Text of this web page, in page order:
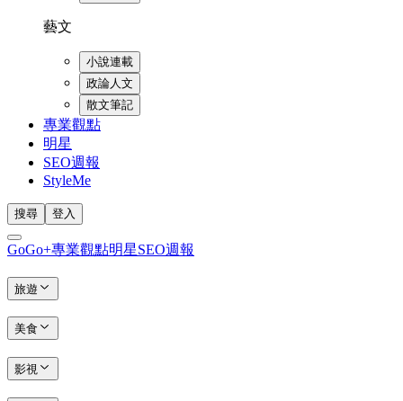
藝文
小說連載
政論人文
散文筆記
專業觀點
明星
SEO週報
StyleMe
搜尋 登入
GoGo+專業觀點明星SEO週報
旅遊
美食
影視